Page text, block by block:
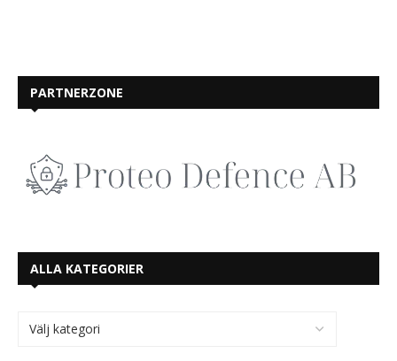
PARTNERZONE
ALLA KATEGORIER